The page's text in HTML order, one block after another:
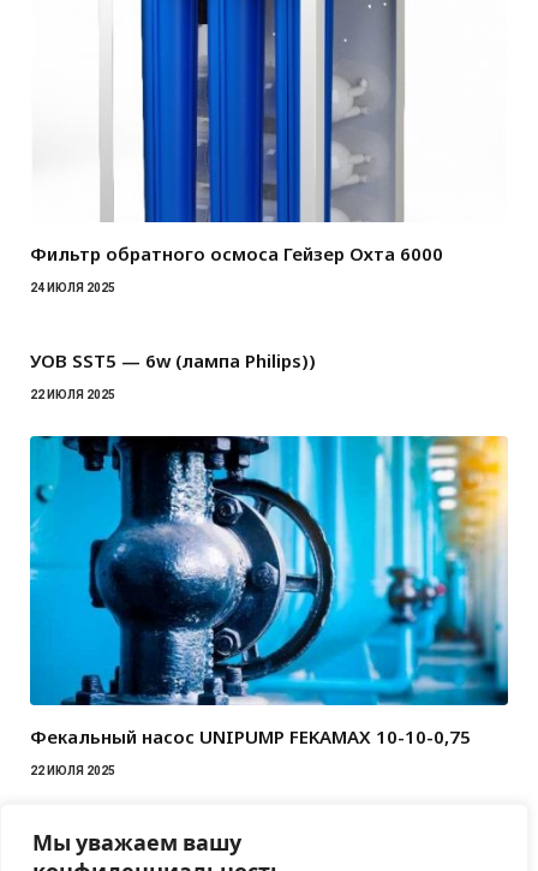
Мы уважаем вашу
Фильтр обратного осмоса Гейзер Охта 6000
24 ИЮЛЯ 2025
УОВ SST5 — 6w (лампа Philips))
22 ИЮЛЯ 2025
Фекальный насос UNIPUMP FEKAMAX 10-10-0,75
22 ИЮЛЯ 2025